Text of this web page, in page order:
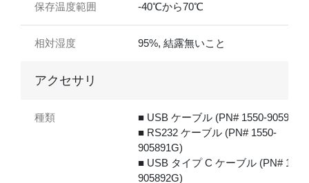
保存温度範囲 -40℃から70℃
相対湿度 95%, 結露無いこと
アクセサリ
種類
■ USB ケーブル (PN# 1550-
■ RS232 ケーブル (PN# 1550-
905891G)
■ USB タイプ C ケーブル (PN#
905892G)